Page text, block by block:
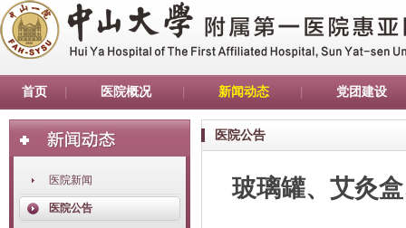
首页 医院概况 新闻动态 党团建设
医院新闻
医院公告
医院公告
玻璃罐、艾灸